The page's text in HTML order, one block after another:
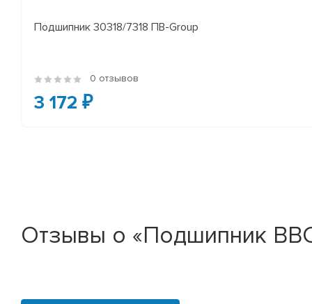
Подшипник 30318/7318 ПВ-Group
0 отзывов
3 172 ₽
Отзывы о «Подшипник